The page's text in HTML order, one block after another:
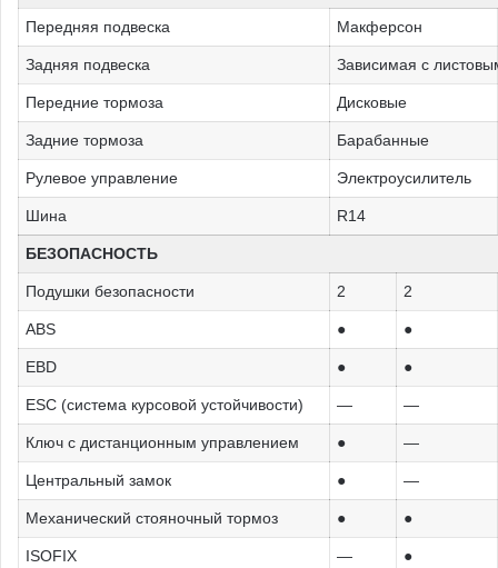
Передняя подвеска Макферсон
Задняя подвеска Зависимая с
Передние тормоза Дисковые
Задние тормоза Барабанные
Рулевое управление Электроусилитель
Шина R14
БЕЗОПАСНОСТЬ
Подушки безопасности 2 2
ABS ● ●
EBD ● ●
ESC (система курсовой устойчивости) — —
Ключ с дистанционным управлением ● —
Центральный замок ● —
Механический стояночный тормоз ● ●
ISOFIX — ●